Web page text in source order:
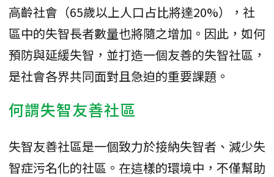
高齡社會（65歲以上人口占比將達20%），社
區中的失智長者數量也將隨之增加。因此，如何
預防與延緩失智，並打造一個友善的失智社區，
是社會各界共同面對且急迫的重要課題。
何謂失智友善社區
失智友善社區是一個致力於接納失智者、減少失
智症污名化的社區。在這樣的環境中，不僅幫助